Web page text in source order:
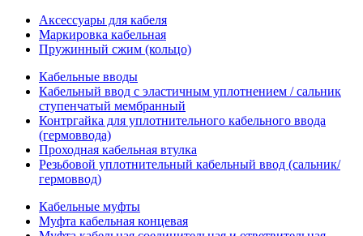
Аксессуары для кабеля
Маркировка кабельная
Пружинный сжим (кольцо)
Кабельные вводы
Кабельный ввод с эластичным уплотнением / сальник
ступенчатый мембранный
Контргайка для уплотнительного кабельного ввода
(гермоввода)
Проходная кабельная втулка
Резьбовой уплотнительный кабельный ввод (сальник/
гермоввод)
Кабельные муфты
Муфта кабельная концевая